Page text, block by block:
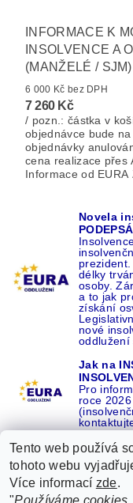
INFORMACE K
INSOLVENCE A
(MANŽELÉ / SJM)
6 000 Kč bez DPH
7 260 Kč
/ pozn.: částka v
objednávce bude
objednávky
cena realizace přes
Informace od EURA
Novela
délky
osoby.
a to jak
získání
nové
oddlužení
Jak na
Pro
roce
Recenze o NÁS na
Tento web používá
tohoto webu
Více informací zde.
"Používáme